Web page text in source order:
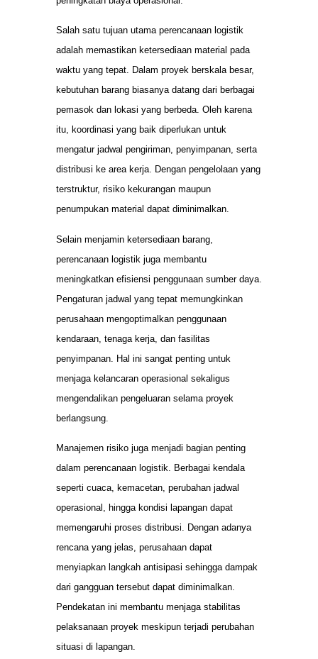
Salah satu tujuan utama perencanaan logistik
adalah memastikan ketersediaan material pada
waktu yang tepat. Dalam proyek berskala besar,
kebutuhan barang biasanya datang dari berbagai
pemasok dan lokasi yang berbeda. Oleh karena
itu, koordinasi yang baik diperlukan untuk
mengatur jadwal pengiriman, penyimpanan, serta
distribusi ke area kerja. Dengan pengelolaan yang
terstruktur, risiko kekurangan maupun
penumpukan material dapat diminimalkan.
Selain menjamin ketersediaan barang,
perencanaan logistik juga membantu
meningkatkan efisiensi penggunaan sumber daya.
Pengaturan jadwal yang tepat memungkinkan
perusahaan mengoptimalkan penggunaan
kendaraan, tenaga kerja, dan fasilitas
penyimpanan. Hal ini sangat penting untuk
menjaga kelancaran operasional sekaligus
mengendalikan pengeluaran selama proyek
berlangsung.
Manajemen risiko juga menjadi bagian penting
dalam perencanaan logistik. Berbagai kendala
seperti cuaca, kemacetan, perubahan jadwal
operasional, hingga kondisi lapangan dapat
memengaruhi proses distribusi. Dengan adanya
rencana yang jelas, perusahaan dapat
menyiapkan langkah antisipasi sehingga dampak
dari gangguan tersebut dapat diminimalkan.
Pendekatan ini membantu menjaga stabilitas
pelaksanaan proyek meskipun terjadi perubahan
situasi di lapangan.